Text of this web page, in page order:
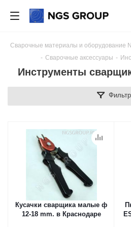
Сварочные материалы и оборудование
- Сварочные аксессуары -
Инструменты
Фильтр
Кусачки сварщика малые ф
12-18 mm. в Краснодаре